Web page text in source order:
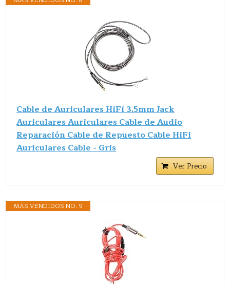
Cable de Auriculares HiFi 3.5mm Jack
Auriculares Auriculares Cable de Audio
Reparación Cable de Repuesto Cable HiFi
Auriculares Cable - Gris
Ver Precio
MÁS VENDIDOS NO. 9